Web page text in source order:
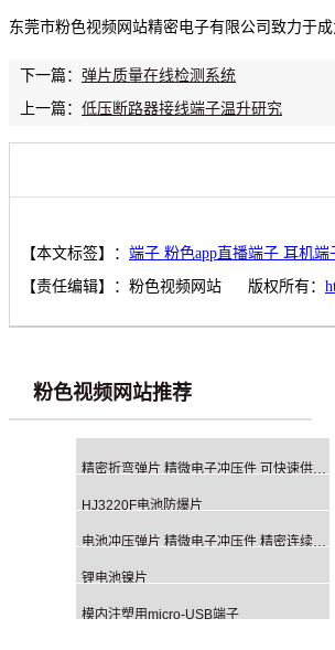
东莞市粉色视频网站精密电子有限公司致力于
下一篇： 弹片质量在线检测系统
上一篇： 低压断路器接线端子温升研究
【本文标签】： 端子 粉色app直播端子 耳机端
【责任编辑】： 粉色视频网站 版权所有：
粉色视频网站推荐
精密折弯弹片 精微电子冲压件 可快速供应手板样
HJ3220F电池防爆片
电池冲压弹片 精微电子冲压件 精密连续冲压生产厂家
锂电池镍片
模内注塑用micro-USB端子